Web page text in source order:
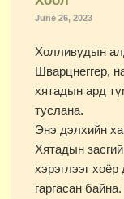
June 26, 2023
Холливудын
Шварцнеггер,
хятадын ард
туслана.
Энэ дэлхийн
Хятадын
хэрэглээг
гаргасан байна.